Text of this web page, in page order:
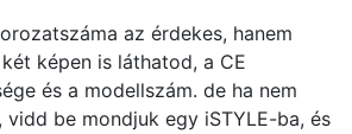
az érdekes, hanem
képen is láthatod, a CE
és a modellszám. de ha nem
be mondjuk egy iSTYLE-ba, és